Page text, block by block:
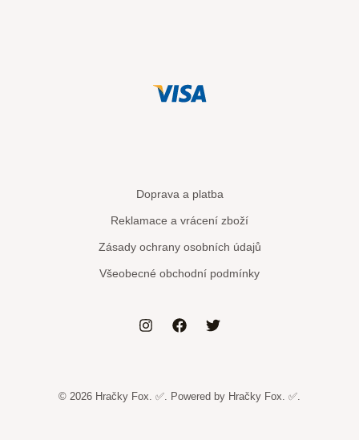
Doprava a platba
Reklamace a vrácení zboží
Zásady ochrany osobních údajů
Všeobecné obchodní podmínky
© 2026 Hračky Fox. ✅. Powered by Hračky Fox. ✅.